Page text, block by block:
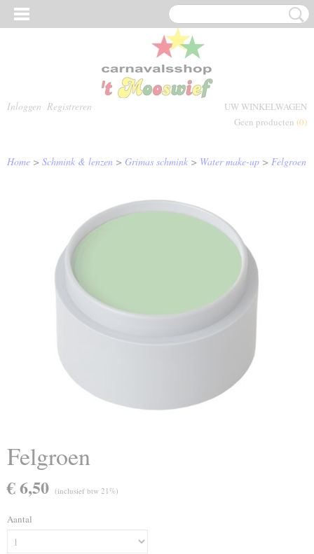
Inloggen Registreren
UW WINKELWAGEN
Geen producten (0)
Home > Schmink & lenzen > Grimas schmink > Water make-up > Felgroen
Felgroen
€ 6,50 (inclusief btw 21%)
Aantal